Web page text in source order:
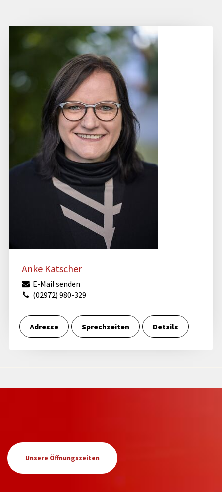
Anke Katscher
E-Mail senden
(02972) 980-329
Adresse Sprechzeiten Details
Unsere Öffnungszeiten